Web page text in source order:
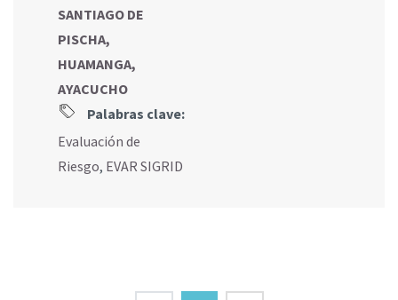
SANTIAGO DE
PISCHA,
HUAMANGA,
AYACUCHO
Palabras clave:
Evaluación de
Riesgo, EVAR SIGRID